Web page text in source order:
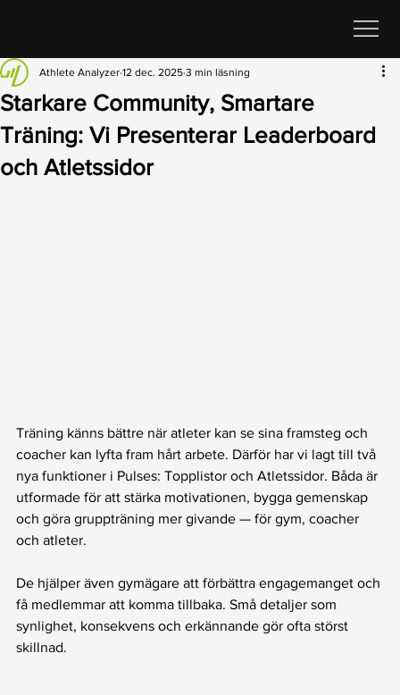
Starkare Community, Smartare
Träning: Vi Presenterar Leaderboard
och Atletssidor
Athlete Analyzer 12 dec. 2025 3 min läsning
Träning känns bättre när atleter kan se sina framsteg och
coacher kan lyfta fram hårt arbete. Därför har vi lagt till två
nya funktioner i Pulses: Topplistor och Atletssidor. Båda är
utformade för att stärka motivationen, bygga gemenskap
och göra gruppträning mer givande — för gym, coacher
och atleter.
De hjälper även gymägare att förbättra engagemanget och
få medlemmar att komma tillbaka. Små detaljer som
synlighet, konsekvens och erkännande gör ofta störst
skillnad.